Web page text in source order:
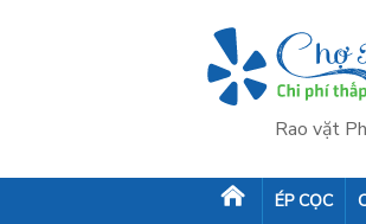
Rao vặt
ÉP CỌC